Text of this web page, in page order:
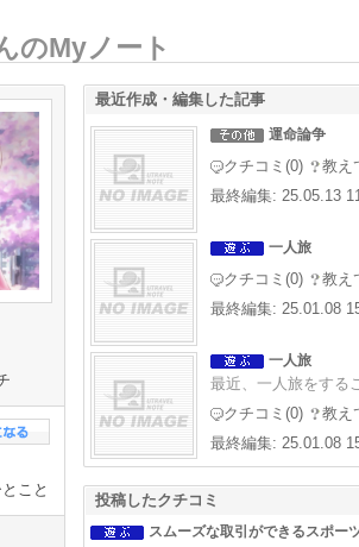
のMyノート
こと
最近作成・編集した記事
運命論争
クチコミ(0)
教え
最終編集: 25.05.13
一人旅
クチコミ(0)
教え
最終編集: 25.01.08
一人旅
最近、一人旅をする
クチコミ(0)
教え
最終編集: 25.01.08
投稿したクチコミ
スムーズな取引ができるスポー